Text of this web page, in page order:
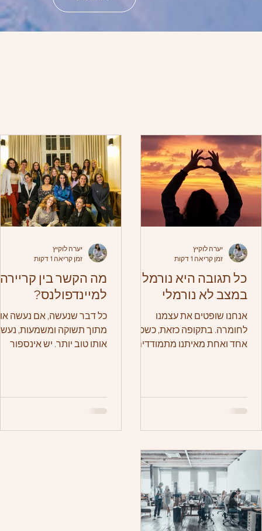
כל תגובה היא נורמלית
במצב לא נורמלי
אנחנו שופטים את עצמנו
לחומרה. בתקופה כזאת, כשכל
אחד ואחת מאיתנו מתמודדים
יערה לוקיץ
זמן קריאה 1 דקות
מה הקשר בין קריירה
למיינדפולנס?
כל דבר שנעשה, אם נעשה
מתוך תשוקה ומשמעות,
אותו טוב יותר. יש אינספור
יערה לוקיץ
זמן קריאה 1 דקות